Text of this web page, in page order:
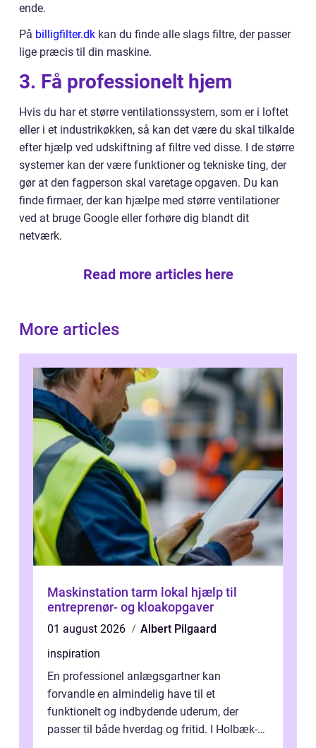
ende.
På billigfilter.dk kan du finde alle slags filtre, der passer
lige præcis til din maskine.
3. Få professionelt hjem
Hvis du har et større ventilationssystem, som er i loftet
eller i et industrikøkken, så kan det være du skal tilkalde
efter hjælp ved udskiftning af filtre ved disse. I de større
systemer kan der være funktioner og tekniske ting, der
gør at den fagperson skal varetage opgaven. Du kan
finde firmaer, der kan hjælpe med større ventilationer
ved at bruge Google eller forhøre dig blandt dit
netværk.
Read more articles here
More articles
Maskinstation tarm lokal hjælp til
entreprenør- og kloakopgaver
01 august 2026
Albert Pilgaard
inspiration
En professionel anlægsgartner kan
forvandle en almindelig have til et
funktionelt og indbydende uderum, der
passer til både hverdag og fritid. I Holbæk-